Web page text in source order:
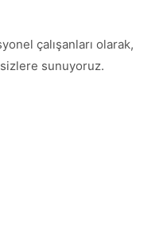
çalışanları olarak,
sunuyoruz.